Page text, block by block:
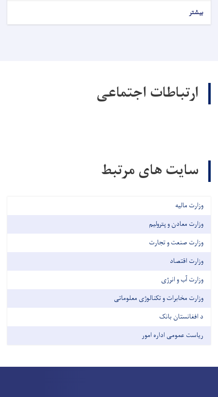
بیشتر
ارتباطات اجتماعی
سایت های مرتبط
وزارت مالیه
وزارت معادن و پترولیم
وزارت صنعت و تجارت
وزارت اقتصاد
وزارت آب و انرژی
وزارت مخابرات و تکنالوژی معلوماتی
د افغانستان بانک
ریاست عمومی اداره امور